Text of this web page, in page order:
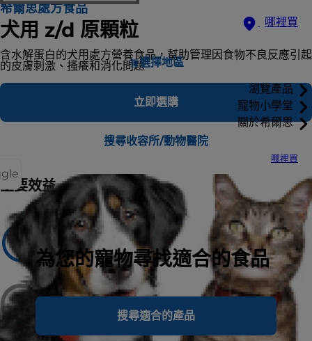
哪裡買
選擇地區
瀏覽產品
寵物小學堂
關於希爾思
哪裡買
為您的寵物尋找適合的食品
搜尋適合的產品
希爾思處方食品
犬用 z/d 原顆粒
含水解蛋白的犬用處方營養食品，幫助管理因食物不良反應引起
的皮膚刺激、搔癢和消化問題
立即選購
搜尋收容所/動物醫院
主要效益
建議用於
Adult Dogs
不建議用於
puppies and pregnant or nursing